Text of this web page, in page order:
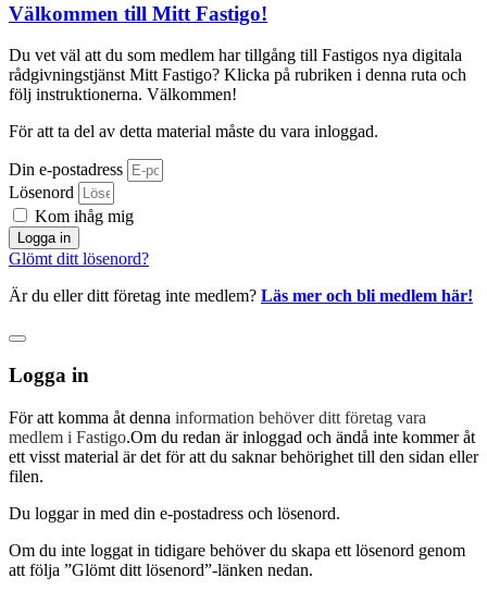
Välkommen till Mitt Fastigo!
Du vet väl att du som medlem har tillgång till Fastigos nya digitala
rådgivningstjänst Mitt Fastigo? Klicka på rubriken i denna ruta och
följ instruktionerna. Välkommen!
För att ta del av detta material måste du vara inloggad.
Din e-postadress
Lösenord
Kom ihåg mig
Logga in
Glömt ditt lösenord?
Är du eller ditt företag inte medlem? Läs mer och bli medlem här!
Logga in
För att komma åt denna information behöver ditt företag vara
medlem i Fastigo.Om du redan är inloggad och ändå inte kommer åt
ett visst material är det för att du saknar behörighet till den sidan eller
filen.
Du loggar in med din e-postadress och lösenord.
Om du inte loggat in tidigare behöver du skapa ett lösenord genom
att följa ”Glömt ditt lösenord”-länken nedan.